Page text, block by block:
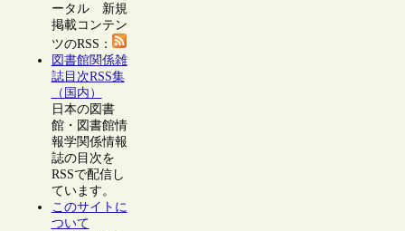
ータル 新規
掲載コンテン
ツのRSS：
図書館関係雑
誌目次RSS集
（国内）
日本の図書
館・図書館情
報学関係情報
誌の目次を
RSSで配信し
ています。
このサイトに
ついて